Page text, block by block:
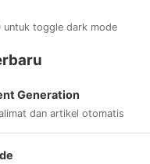
untuk toggle dark mode
Generation
dan artikel otomatis